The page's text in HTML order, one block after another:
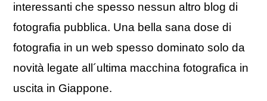
interessanti che spesso nessun altro blog di
fotografia pubblica. Una bella sana dose di
fotografia in un web spesso dominato solo da
novità legate all´ultima macchina fotografica in
uscita in Giappone.